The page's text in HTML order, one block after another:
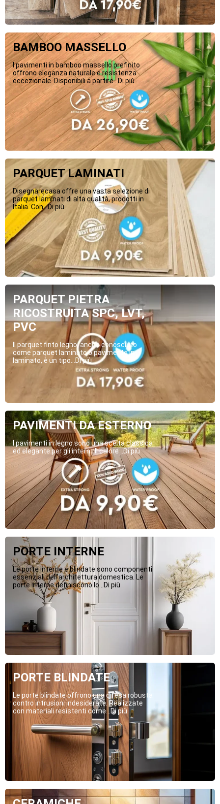
BAMBOO MASSELLO
I pavimenti in bamboo massello prefinito
offrono eleganza naturale e resistenza
eccezionale. Disponibili a partire...Di più
PARQUET LAMINATI
Disegnarecasa offre una vasta selezione di
parquet laminati di alta qualità, prodotti in
Italia. Con...Di più
PARQUET PIETRA
RICOSTRUITA SPC, LVT,
PVC
Il parquet finto legno, anche conosciuto
come parquet laminato o pavimento in
laminato, è un tipo...Di più
PAVIMENTI DA ESTERNO
I pavimenti in legno sono una scelta classica
ed elegante per gli interni. Il calore...Di più
PORTE INTERNE
Le porte interne e blindate sono componenti
essenziali dell’architettura domestica. Le
porte interne definiscono lo...Di più
PORTE BLINDATE
Le porte blindate offrono una difesa robusta
contro intrusioni indesiderate. Realizzate
con materiali resistenti come...Di più